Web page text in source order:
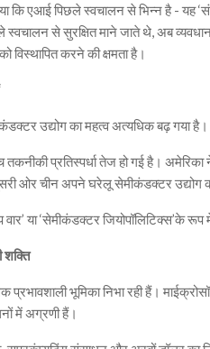
कि एआई पिछले स्वचालन से भिन्न है - यह
स्वचालन से सुरक्षित माने जाते थे, अब
विस्थापित करने की क्षमता है।
उद्योग का महत्व अत्यधिक बढ़ गया
प्रतिस्पर्धा तेज हो गई है।
ओर चीन अपने घरेलू सेमीकंडक्टर उद्योग
वार’ या ‘सेमीकंडक्टर जियोपॉलिटिक्स’के रूप
शक्ति
प्रभावशाली भूमिका निभा रही हैं।
में अग्रणी हैं।